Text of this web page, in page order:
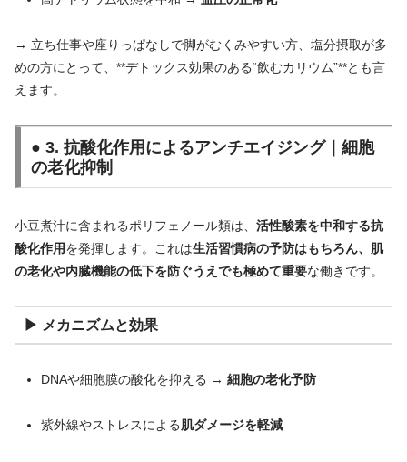
→ 立ち仕事や座りっぱなしで脚がむくみやすい方、塩分摂取が多
めの方にとって、**デトックス効果のある“飲むカリウム”**とも言
えます。
● 3. 抗酸化作用によるアンチエイジング｜細胞
の老化抑制
小豆煮汁に含まれるポリフェノール類は、 活性酸素を中和する抗
酸化作用を発揮します。これは生活習慣病の予防はもちろん、肌
の老化や内臓機能の低下を防ぐうえでも極めて重要な働きです。
▶ メカニズムと効果
DNAや細胞膜の酸化を抑える → 細胞の老化予防
紫外線やストレスによる肌ダメージを軽減